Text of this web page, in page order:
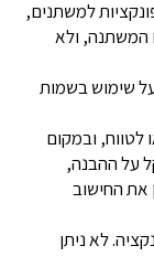
למשתנים,
המשתנה, ולא
שימוש בשמות
לטווח, ובמקום
על ההבנה,
את החישוב
לא ניתן